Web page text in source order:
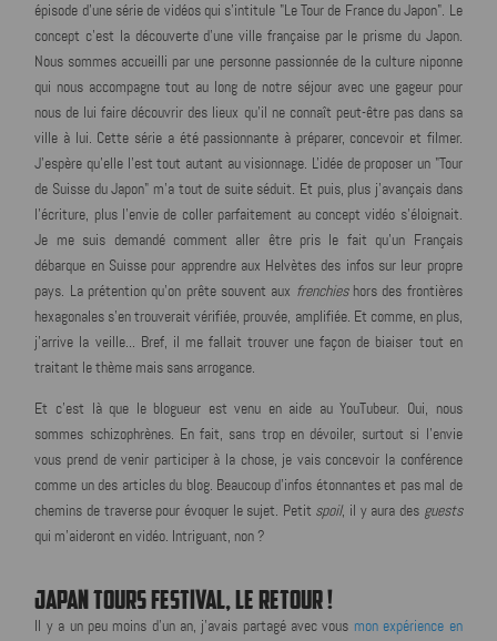
épisode d'une série de vidéos qui s'intitule "Le Tour de France du Japon". Le
concept c'est la découverte d'une ville française par le prisme du Japon.
Nous sommes accueilli par une personne passionnée de la culture niponne
qui nous accompagne tout au long de notre séjour avec une gageur pour
nous de lui faire découvrir des lieux qu'il ne connaît peut-être pas dans sa
ville à lui. Cette série a été passionnante à préparer, concevoir et filmer.
J'espère qu'elle l'est tout autant au visionnage. L'idée de proposer un "Tour
de Suisse du Japon" m'a tout de suite séduit. Et puis, plus j'avançais dans
l'écriture, plus l'envie de coller parfaitement au concept vidéo s'éloignait.
Je me suis demandé comment aller être pris le fait qu'un Français
débarque en Suisse pour apprendre aux Helvètes des infos sur leur propre
pays. La prétention qu'on prête souvent aux frenchieshors des frontières
hexagonales s'en trouverait vérifiée, prouvée, amplifiée. Et comme, en plus,
j'arrive la veille... Bref, il me fallait trouver une façon de biaiser tout en
traitant le thème mais sans arrogance.
Et c'est là que le blogueur est venu en aide au YouTubeur. Oui, nous
sommes schizophrènes. En fait, sans trop en dévoiler, surtout si l'envie
vous prend de venir participer à la chose, je vais concevoir la conférence
comme un des articles du blog. Beaucoup d'infos étonnantes et pas mal de
chemins de traverse pour évoquer le sujet. Petit spoil, il y aura des guests
qui m'aideront en vidéo. Intriguant, non ?
JAPAN TOURS FESTIVAL, LE RETOUR !
Il y a un peu moins d'un an, j'avais partagé avec vous mon expérience en